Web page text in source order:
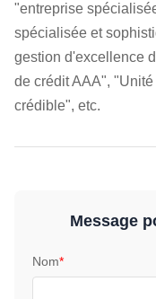
"entreprise
spécialisée et
gestion d'excellence
de crédit AAA",
crédible", etc.
Message
Nom*